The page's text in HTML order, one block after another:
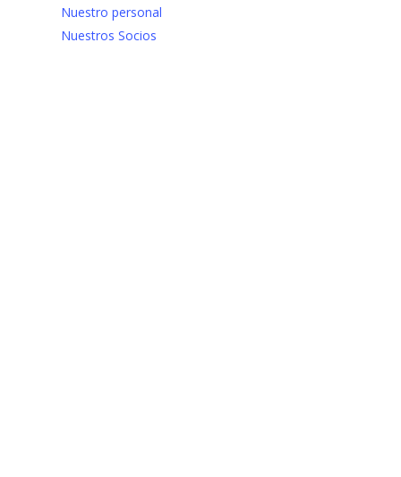
Nuestro personal
Nuestros Socios